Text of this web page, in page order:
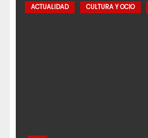
ACTUALIDAD CULTURA Y OCIO